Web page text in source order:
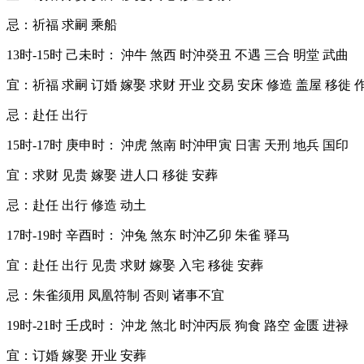
忌：祈福 求嗣 乘船
13时-15时 己未时： 沖牛 煞西 时沖癸丑 不遇 三合 明堂 武曲
宜：祈福 求嗣 订婚 嫁娶 求财 开业 交易 安床 修造 盖屋 移徙
忌：赴任 出行
15时-17时 庚申时： 沖虎 煞南 时沖甲寅 日害 天刑 地兵 国印
宜：求财 见贵 嫁娶 进人口 移徙 安葬
忌：赴任 出行 修造 动土
17时-19时 辛酉时： 沖兔 煞东 时沖乙卯 朱雀 驿马
宜：赴任 出行 见贵 求财 嫁娶 入宅 移徙 安葬
忌：朱雀须用 凤凰符制 否则 诸事不宜
19时-21时 壬戌时： 沖龙 煞北 时沖丙辰 狗食 路空 金匮 进禄
宜：订婚 嫁娶 开业 安葬